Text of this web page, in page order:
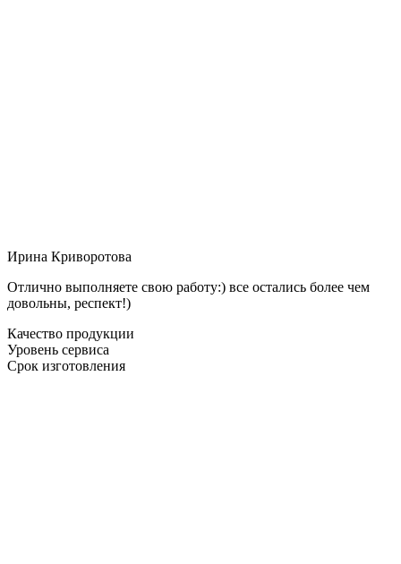
Ирина Криворотова
Отлично выполняете свою работу:) все остались более чем
довольны, респект!)
Качество продукции
Уровень сервиса
Срок изготовления